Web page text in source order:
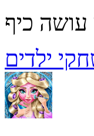
ילדים